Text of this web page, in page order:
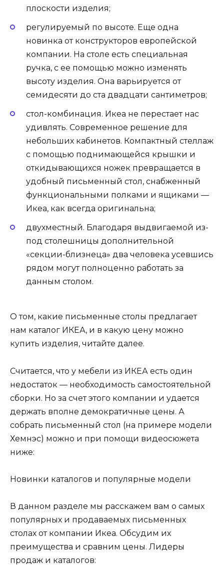
плоскости изделия;
регулируемый по высоте. Еще одна
новинка от конструкторов европейской
компании. На столе есть специальная
ручка, с ее помощью можно изменять
высоту изделия. Она варьируется от
семидесяти до ста двадцати сантиметров;
стол-комбинация. Икеа не перестает нас
удивлять. Современное решение для
небольших кабинетов. Компактный стеллаж
с помощью поднимающейся крышки и
откидывающихся ножек превращается в
удобный письменный стол, снабженный
функциональными полками и ящиками —
Икеа, как всегда оригинальна;
двухместный. Благодаря выдвигаемой из-
под столешницы дополнительной
«секции-близнеца» два человека усевшись
рядом могут полноценно работать за
данным столом.
О том, какие письменные столы предлагает
нам каталог ИКЕА, и в какую цену можно
купить изделия, читайте далее.
Считается, что у мебели из ИКЕА есть один
недостаток — необходимость самостоятельной
сборки. Но за счет этого компании и удается
держать вполне демократичные цены. А
собрать письменный стол (на примере модели
Хемнэс) можно и при помощи видеосюжета
ниже:
Новинки каталогов и популярные модели
В данном разделе мы расскажем вам о самых
популярных и продаваемых письменных
столах от компании Икеа. Обсудим их
преимущества и сравним цены. Лидеры
продаж и каталогов: